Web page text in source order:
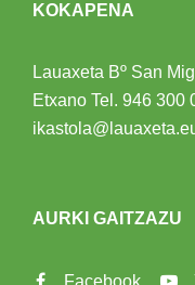
KOKAPENA
Lauaxeta Bº San
Etxano Tel. 946 300
AURKI GAITZAZU
Facebook